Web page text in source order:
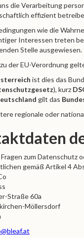
die Verarbeitung
effizient
wie die
Interessen treten
Stelle ausgewiesen.
der EU-Verordnung
ist dies das
), kurz
gilt das
regionale oder
zum Datenschutz
gemäß Artikel 4
Straße 60a
Möllersdorf